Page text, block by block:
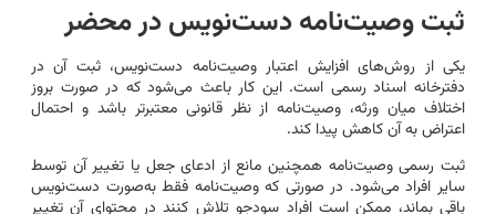
ثبت وصیت‌نامه دست‌نویس در محضر
یکی از روش‌های افزایش اعتبار وصیت‌نامه دست‌نویس، ثبت آن در
دفترخانه اسناد رسمی است. این کار باعث می‌شود که در صورت بروز
اختلاف میان ورثه، وصیت‌نامه از نظر قانونی معتبرتر باشد و احتمال
اعتراض به آن کاهش پیدا کند.
ثبت رسمی وصیت‌نامه همچنین مانع از ادعای جعل یا تغییر آن توسط
سایر افراد می‌شود. در صورتی که وصیت‌نامه فقط به‌صورت دست‌نویس
باقی بماند، ممکن است افراد سودجو تلاش کنند در محتوای آن تغییر